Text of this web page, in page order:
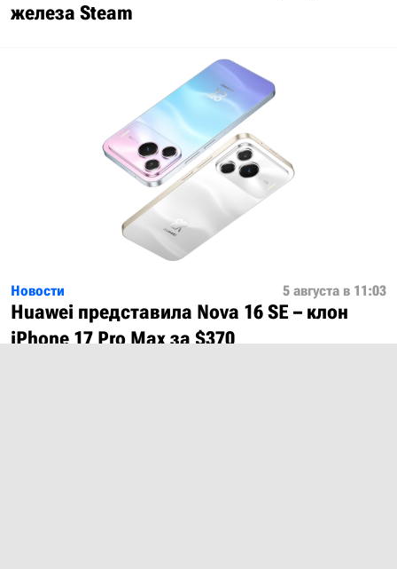
железа Steam
Новости 5 августа в 11:03
Huawei представила Nova 16 SE – клон
iPhone 17 Pro Max за $370